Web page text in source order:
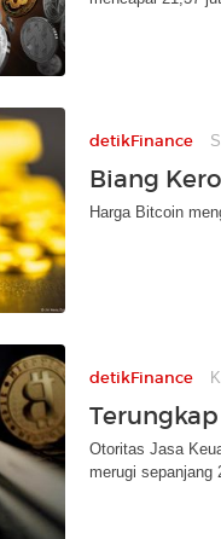
detikFinance
Biang
Harga Bitcoin
detikFinance
Otoritas Jasa
merugi sepanjang